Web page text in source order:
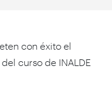
con éxito el
curso de INALDE